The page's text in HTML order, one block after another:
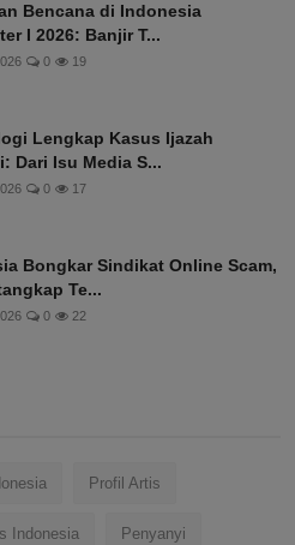
Bencana di Indonesia
I 2026: Banjir T...
0 19
Lengkap Kasus Ijazah
Dari Isu Media S...
0 17
Bongkar Sindikat Online Scam,
Te...
0 22
Profil Artis
Indonesia Penyanyi